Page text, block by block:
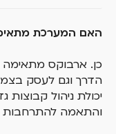
האם המערכת
כן. ארבוקס מתאימה
הדרך וגם לעסק
יכולת ניהול קבוצות
והתאמה להתרחבות